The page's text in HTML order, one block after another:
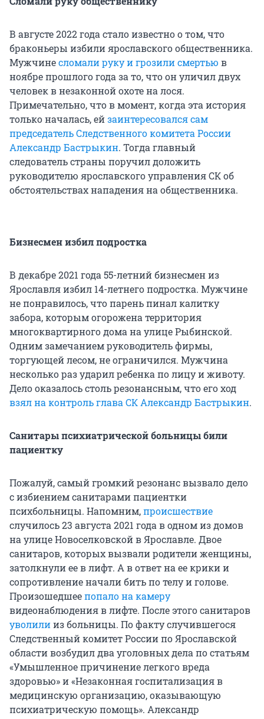
В августе 2022 года стало известно о том, что
браконьеры избили ярославского общественника.
Мужчинесломали руку и грозили смертью в
ноябре прошлого года за то, что он уличил двух
человек в незаконной охоте на лося.
Примечательно, что в момент, когда эта история
только началась, ейзаинтересовался сам
председатель Следственного комитета России
Александр Бастрыкин. Тогда главный
следователь страны поручил доложить
руководителю ярославского управления СК об
обстоятельствах нападения на общественника.
Бизнесмен избил подростка
В декабре 2021 года 55-летний бизнесмен из
Ярославля избил 14-летнего подростка. Мужчине
не понравилось, что парень пинал калитку
забора, которым огорожена территория
многоквартирного дома на улице Рыбинской.
Одним замечанием руководитель фирмы,
торгующей лесом, не ограничился. Мужчина
несколько раз ударил ребенка по лицу и животу.
Дело оказалось столь резонансным, что его ход
взял на контроль глава СК Александр Бастрыкин.
Санитары психиатрической больницы били
пациентку
Пожалуй, самый громкий резонанс вызвало дело
с избиением санитарами пациентки
психбольницы. Напомним,происшествие
случилось 23 августа 2021 года в одном из домов
на улице Новоселковской в Ярославле. Двое
санитаров, которых вызвали родители женщины,
затолкнули ее в лифт. А в ответ на ее крики и
сопротивление начали бить по телу и голове.
Произошедшеепопало на камеру
видеонаблюдения в лифте. После этого санитаров
уволилииз больницы. По факту случившегося
Следственный комитет России по Ярославской
области возбудил два уголовных дела по статьям
«Умышленное причинение легкого вреда
здоровью» и «Незаконная госпитализация в
медицинскую организацию, оказывающую
психиатрическую помощь». Александр